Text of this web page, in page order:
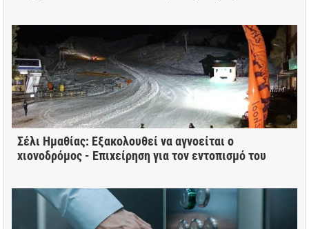
Σέλι Ημαθίας: Εξακολουθεί να αγνοείται ο
χιονοδρόμος - Επιχείρηση για τον εντοπισμό του